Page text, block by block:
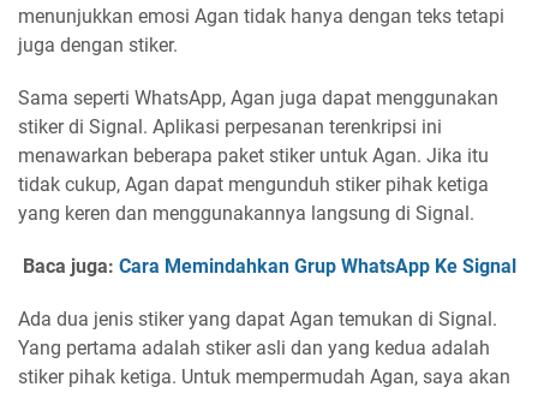
menunjukkan emosi Agan tidak hanya dengan teks tetapi
juga dengan stiker.
Sama seperti WhatsApp, Agan juga dapat menggunakan
stiker di Signal. Aplikasi perpesanan terenkripsi ini
menawarkan beberapa paket stiker untuk Agan. Jika itu
tidak cukup, Agan dapat mengunduh stiker pihak ketiga
yang keren dan menggunakannya langsung di Signal.
Baca juga: Cara Memindahkan Grup WhatsApp Ke Signal
Ada dua jenis stiker yang dapat Agan temukan di Signal.
Yang pertama adalah stiker asli dan yang kedua adalah
stiker pihak ketiga. Untuk mempermudah Agan, saya akan